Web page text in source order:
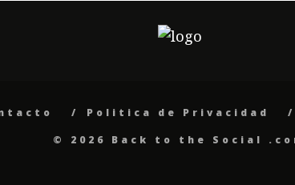
Politica de Privacidad
© 2026 Back to the Social